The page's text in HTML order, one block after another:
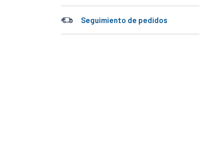
Seguimiento de pedidos